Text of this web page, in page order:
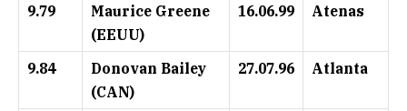
9.79
Maurice Greene
(EEUU)
16.06.99 Atenas
9.84
Donovan Bailey
(CAN)
27.07.96 Atlanta